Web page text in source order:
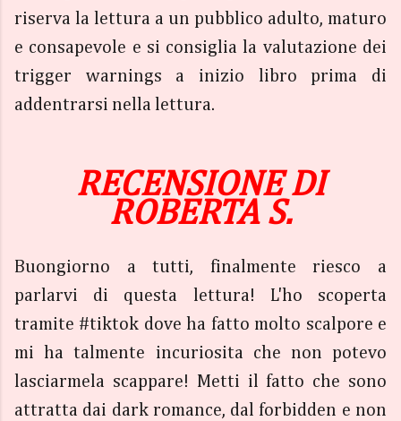
riserva la lettura a un pubblico adulto, maturo
e consapevole e si consiglia la valutazione dei
trigger warnings a inizio libro prima di
addentrarsi nella lettura.
RECENSIONE DI
ROBERTA S.
Buongiorno a tutti, finalmente riesco a
parlarvi di questa lettura! L'ho scoperta
tramite #tiktok dove ha fatto molto scalpore e
mi ha talmente incuriosita che non potevo
lasciarmela scappare! Metti il fatto che sono
attratta dai dark romance, dal forbidden e non